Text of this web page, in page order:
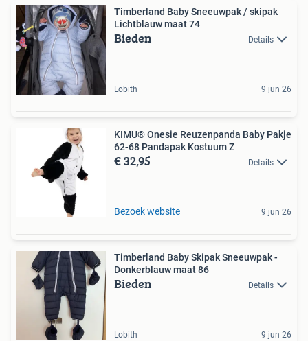
Timberland Baby Sneeuwpak / skipak
Lichtblauw maat 74
Bieden Details
Lobith 9 jun 26
KIMU® Onesie Reuzenpanda Baby Pakje
62-68 Pandapak Kostuum Z
€ 32,95 Details
Bezoek website 9 jun 26
Timberland Baby Skipak Sneeuwpak -
Donkerblauw maat 86
Bieden Details
Lobith 9 jun 26